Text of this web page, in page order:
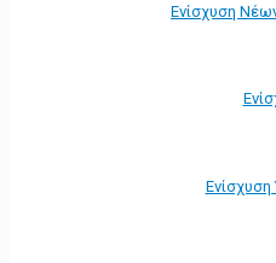
Ενίσχυση